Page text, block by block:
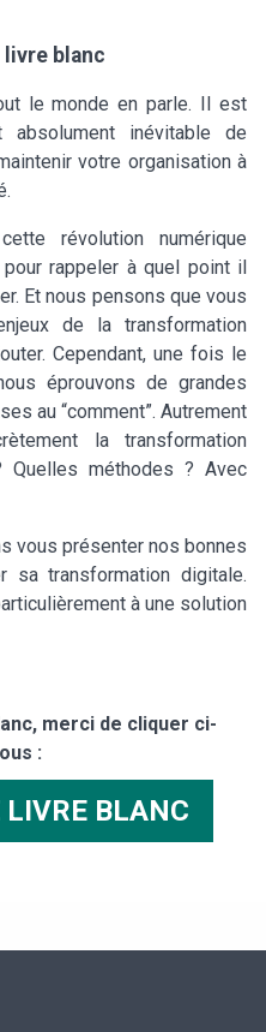
blanc
le monde en parle. Il est
absolument inévitable de
votre organisation à
révolution numérique
rappeler à quel point il
Et nous pensons que vous
de la transformation
Cependant, une fois le
éprouvons de grandes
au “comment”. Autrement
la transformation
méthodes ? Avec
vous présenter nos bonnes
sa transformation digitale.
à une solution
merci de cliquer ci-
:
LIVRE BLANC